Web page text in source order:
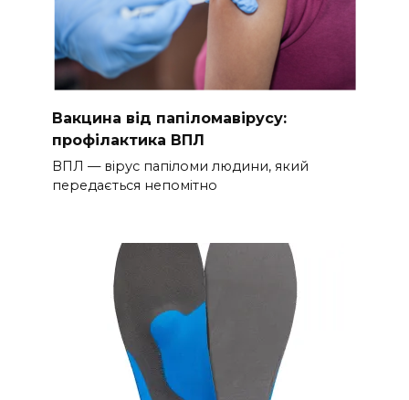
Вакцина від папіломавірусу:
профілактика ВПЛ
ВПЛ — вірус папіломи людини, який
передається непомітно